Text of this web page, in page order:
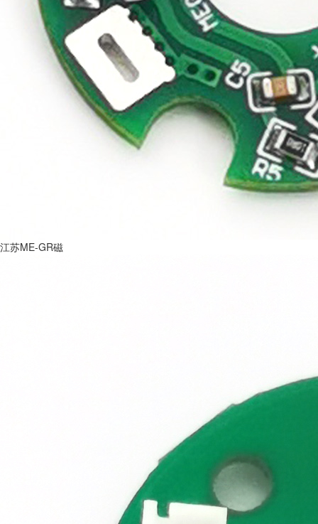
江苏ME-GR磁